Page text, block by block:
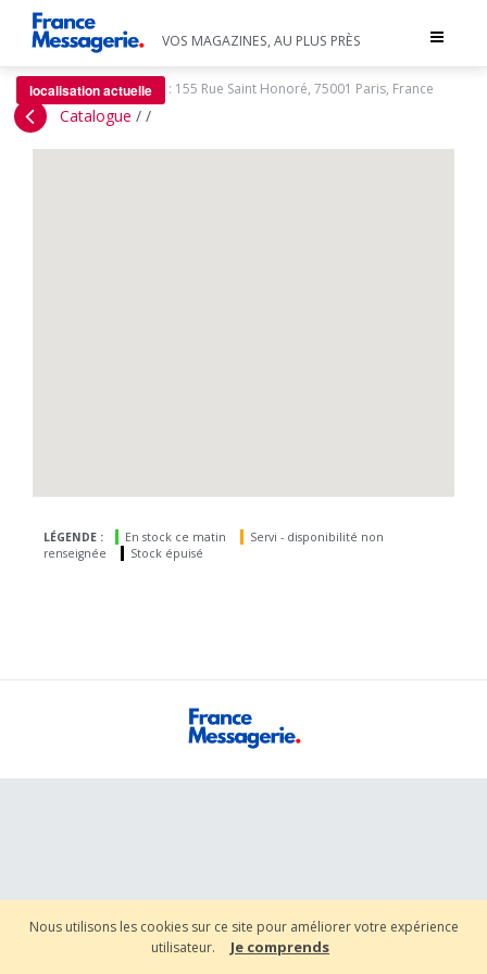
Nous utilisons les cookies sur ce site pour améliorer votre expérience
utilisateur.
Je comprends
Toggle
VOS MAGAZINES, AU PLUS PRÈS
localisation actuelle : 155 Rue Saint Honoré, 75001 Paris, France
Catalogue / /
LÉGENDE : En stock ce matin
Servi - disponibilité non
renseignée
Stock épuisé